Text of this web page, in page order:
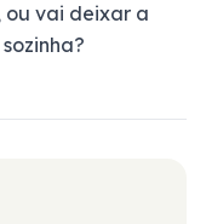
ou vai deixar a